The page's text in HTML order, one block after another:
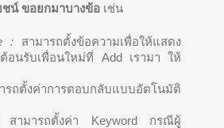
ชน์ ขอยกมาบางข้อ เช่น
: สามารถตั้งข้อความเพื่อให้แสดง
อนรับเพื่อนใหม่ที่ Add เรามา ให้
ถตั้งค่าการตอบกลับแบบอัตโนมัติ
ามารถตั้งค่า Keyword กรณีผู้